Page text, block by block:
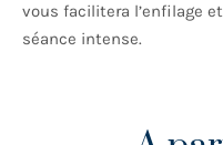
vous facilitera l’enfilage
séance intense.